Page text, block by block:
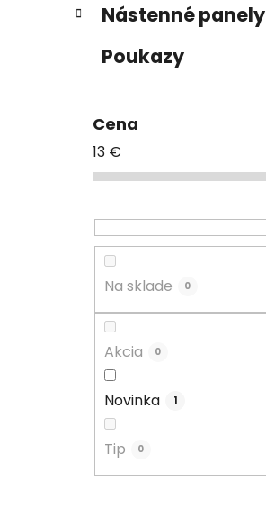
Nástenné panely
Poukazy
Cena
13 €
Na sklade 0
Akcia 0
Novinka 1
Tip 0